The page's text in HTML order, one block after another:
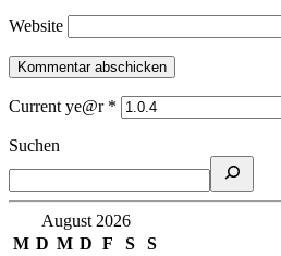
Website
Current ye@r *
Suchen
August 2026
M D M D F S
S